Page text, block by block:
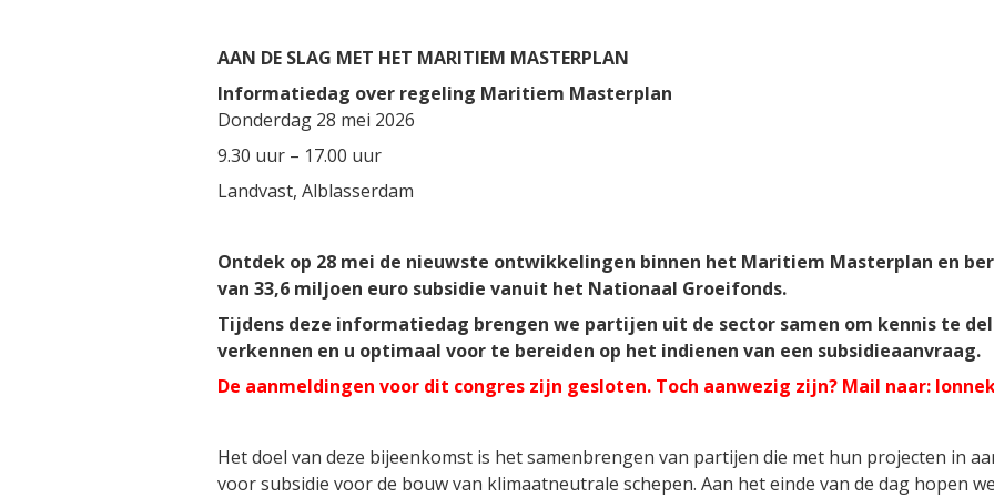
AAN DE SLAG MET HET MARITIEM MASTERPLAN
Informatiedag over regeling Maritiem Masterplan
Donderdag 28 mei 2026
9.30 uur – 17.00 uur
Landvast, Alblasserdam
Ontdek op 28 mei de nieuwste ontwikkelingen binnen het Maritiem Masterplan en
van 33,6 miljoen euro subsidie vanuit het Nationaal Groeifonds.
Tijdens deze informatiedag brengen we partijen uit de sector samen om kennis te
verkennen en u optimaal voor te bereiden op het indienen van een subsidieaanvraag.
De aanmeldingen voor dit congres zijn gesloten. Toch aanwezig zijn? Mail naar:
Het doel van deze bijeenkomst is het samenbrengen van partijen die met hun projecten in
voor subsidie voor de bouw van klimaatneutrale schepen. Aan het einde van de dag hopen